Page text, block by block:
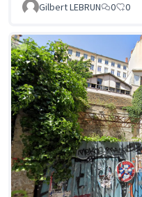
Gilbert LEBRUN
0 0